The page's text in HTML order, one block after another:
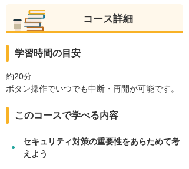
コース詳細
学習時間の目安
約20分
ボタン操作でいつでも中断・再開が可能です。
このコースで学べる内容
セキュリティ対策の重要性をあらためて考
えよう